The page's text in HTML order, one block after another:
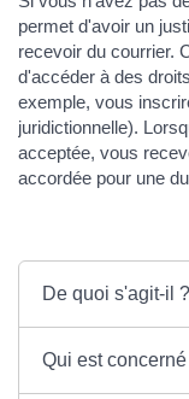
permet d'avoir un
recevoir du courrier.
d'accéder à des
exemple, vous
juridictionnelle).
acceptée, vous
accordée pour une
De quoi s'agit-il ?
Qui est